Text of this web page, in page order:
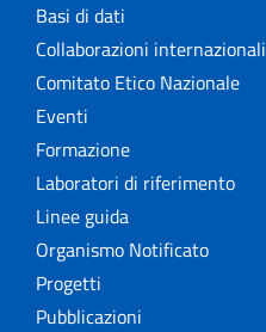
Basi di dati
Collaborazioni internazionali
Comitato Etico Nazionale
Eventi
Formazione
Laboratori di riferimento
Linee guida
Organismo Notificato
Progetti
Pubblicazioni